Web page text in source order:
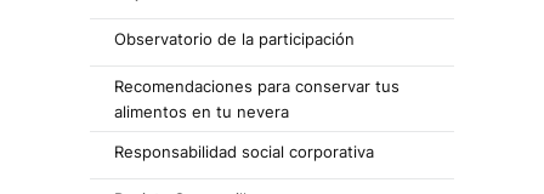
Observatorio de la participación
Recomendaciones para conservar tus
alimentos en tu nevera
Responsabilidad social corporativa